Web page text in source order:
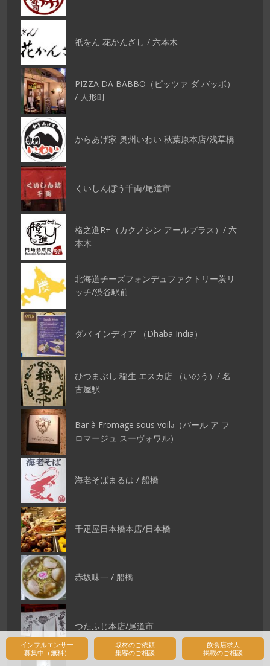
インフルエンサー
募集中（無料）
取材のご依頼
集客のご相談
飲食店求人
掲載のご相談
祇をん 花かんざし / 六本木
PIZZA DA BABBO（ピッツァ ダ バッボ）
/ 人形町
からあげ家 奥州いわい 秋葉原本店/浅草橋
くいしんぼう千両/尾道市
格之進R+（カクノシン アールプラス）/ 六
本木
北海道チーズフォンデュファクトリー炭リ
ッチ/渋谷駅前
ダバ インディア （Dhaba India）
ひつまぶし 稲生 エスカ店 （いのう）/ 名
古屋駅
Bar à Fromage sous voilǝ（バール ア フ
ロマージュ スーヴォワル）
海老そばまるは / 船橋
千疋屋日本橋本店/日本橋
赤坂味一 / 船橋
つたふじ本店/尾道市